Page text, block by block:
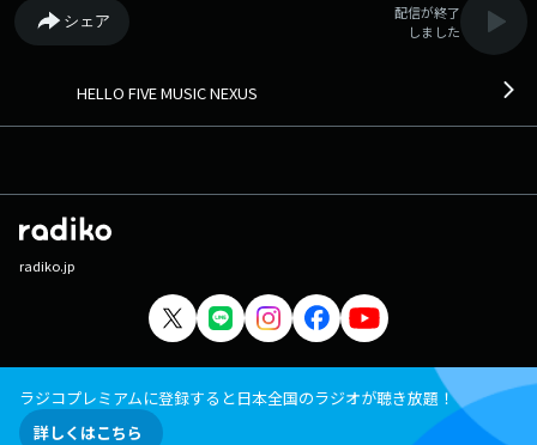
シェア
配信が終了
しました
HELLO FIVE MUSIC NEXUS
radiko.jp
ラジコプレミアムに登録すると日本全国のラジオが聴き放題！
詳しくはこちら